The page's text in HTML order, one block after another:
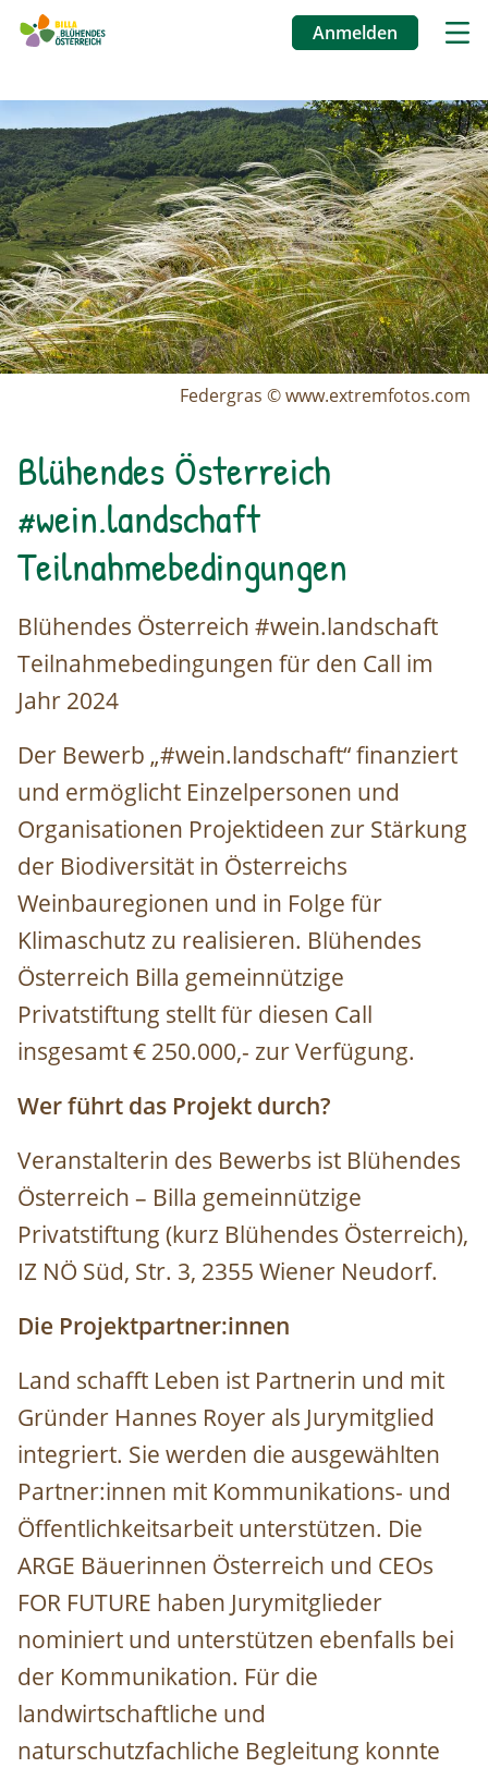
Direkt
zum
Inhalt
Anmelden
Image
Federgras © www.extremfotos.com
Blühendes Österreich
#wein.landschaft
Teilnahmebedingungen
Blühendes Österreich #wein.landschaft
Teilnahmebedingungen für den Call im
Jahr 2024
Der Bewerb „#wein.landschaft“ finanziert
und ermöglicht Einzelpersonen und
Organisationen Projektideen zur Stärkung
der Biodiversität in Österreichs
Weinbauregionen und in Folge für
Klimaschutz zu realisieren. Blühendes
Österreich Billa gemeinnützige
Privatstiftung stellt für diesen Call
insgesamt € 250.000,- zur Verfügung.
Wer führt das Projekt durch?
Veranstalterin des Bewerbs ist Blühendes
Österreich – Billa gemeinnützige
Privatstiftung (kurz Blühendes Österreich),
IZ NÖ Süd, Str. 3, 2355 Wiener Neudorf.
Die Projektpartner:innen
Land schafft Leben ist Partnerin und mit
Gründer Hannes Royer als Jurymitglied
integriert. Sie werden die ausgewählten
Partner:innen mit Kommunikations- und
Öffentlichkeitsarbeit unterstützen. Die
ARGE Bäuerinnen Österreich und CEOs
FOR FUTURE haben Jurymitglieder
nominiert und unterstützen ebenfalls bei
der Kommunikation. Für die
landwirtschaftliche und
naturschutzfachliche Begleitung konnte